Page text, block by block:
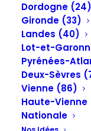
Dordogne (24)
Gironde (33)
Landes (40)
Lot-et-
Pyrénées-
Deux-Sèvres
Vienne (86)
Haute-Vienne
Nationale
Dernière